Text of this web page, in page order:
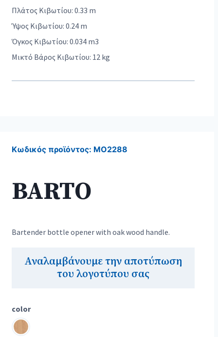
Πλάτος Κιβωτίου: 0.33 m
Ύψος Κιβωτίου: 0.24 m
Όγκος Κιβωτίου: 0.034 m3
Μικτό Βάρος Κιβωτίου: 12 kg
Κωδικός προϊόντος: MO2288
BARTO
Bartender bottle opener with oak wood handle.
Αναλαμβάνουμε την αποτύπωση
του λογοτύπου σας
color